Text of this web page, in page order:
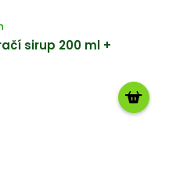
sirup 200 ml +